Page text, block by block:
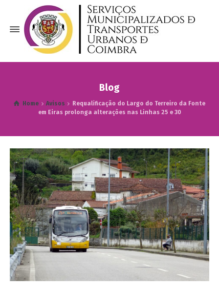
Blog
Home Avisos
Requalificação do Largo do Terreiro da Fonte
em Eiras prolonga alterações nas Linhas 25 e 30